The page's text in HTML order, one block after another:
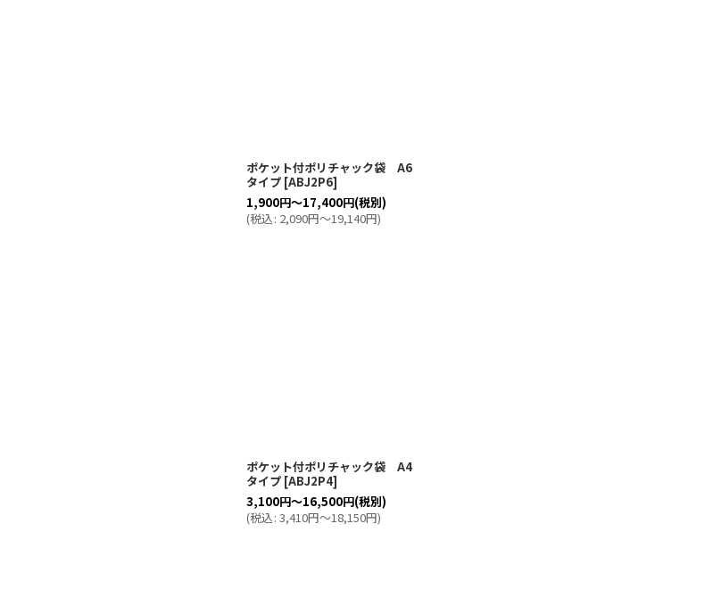
ポケット付ポリチャック袋 A6
タイプ [ABJ2P6]
1,900円～17,400円(税別)
(税込: 2,090円～19,140円)
ポケット付ポリチャック袋 A4
タイプ [ABJ2P4]
3,100円～16,500円(税別)
(税込: 3,410円～18,150円)